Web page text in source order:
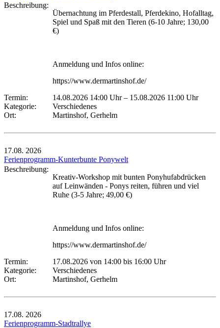
Beschreibung:
Übernachtung im Pferdestall, Pferdekino, Hofalltag,
Spiel und Spaß mit den Tieren (6-10 Jahre; 130,00
€)
Anmeldung und Infos online:
https://www.dermartinshof.de/
Termin:
14.08.2026 14:00 Uhr– 15.08.2026 11:00 Uhr
Kategorie:
Verschiedenes
Ort:
Martinshof, Gerhelm
17.08. 2026
Ferienprogramm-Kunterbunte Ponywelt
Beschreibung:
Kreativ-Workshop mit bunten Ponyhufabdrücken
auf Leinwänden - Ponys reiten, führen und viel
Ruhe (3-5 Jahre; 49,00 €)
Anmeldung und Infos online:
https://www.dermartinshof.de/
Termin:
17.08.2026 von 14:00 bis 16:00 Uhr
Kategorie:
Verschiedenes
Ort:
Martinshof, Gerhelm
17.08. 2026
Ferienprogramm-Stadtrallye